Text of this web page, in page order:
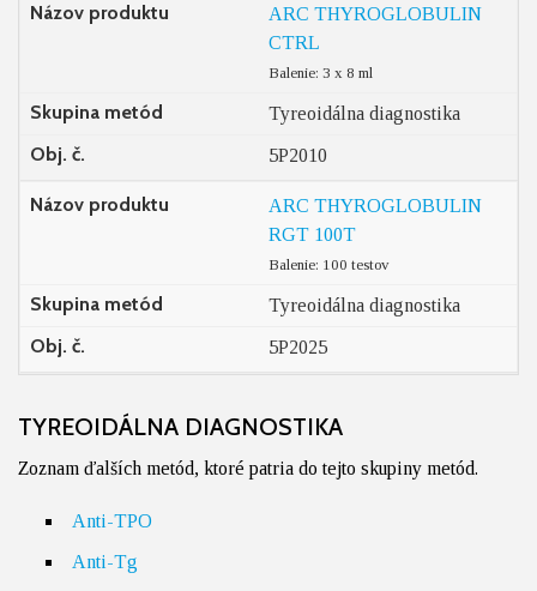
Názov produktu
ARC THYROGLOBULIN
CTRL
Balenie: 3 x 8 ml
Skupina metód Tyreoidálna diagnostika
Obj. č. 5P2010
Názov produktu
ARC THYROGLOBULIN
RGT 100T
Balenie: 100 testov
Skupina metód Tyreoidálna diagnostika
Obj. č. 5P2025
TYREOIDÁLNA DIAGNOSTIKA
Zoznam ďalších metód, ktoré patria do tejto skupiny metód.
Anti-TPO
Anti-Tg